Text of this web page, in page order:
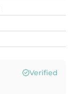
Verified